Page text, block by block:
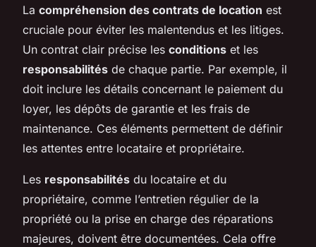
La compréhension des contrats de location est
cruciale pour éviter les malentendus et les litiges.
Un contrat clair précise les conditions et les
responsabilités de chaque partie. Par exemple, il
doit inclure les détails concernant le paiement du
loyer, les dépôts de garantie et les frais de
maintenance. Ces éléments permettent de définir
les attentes entre locataire et propriétaire.
Les responsabilités du locataire et du
propriétaire, comme l’entretien régulier de la
propriété ou la prise en charge des réparations
majeures, doivent être documentées. Cela offre